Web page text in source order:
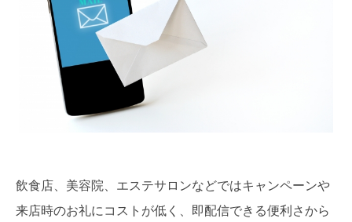
飲食店、美容院、エステサロンなどではキャンペーンや
来店時のお礼にコストが低く、即配信できる便利さから